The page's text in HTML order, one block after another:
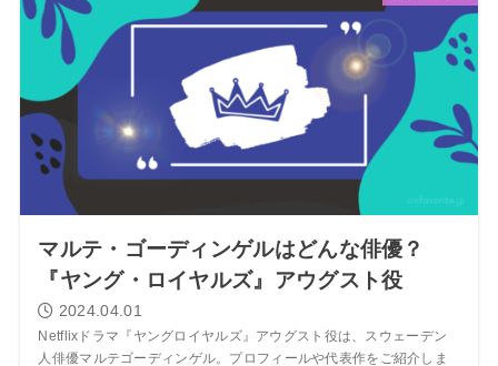
マルテ・ゴーディンゲルはどんな俳優？
『ヤング・ロイヤルズ』アウグスト役
2024.04.01
Netflixドラマ『ヤングロイヤルズ』アウグスト役は、スウェーデン
人俳優マルテゴーディンゲル。プロフィールや代表作をご紹介しま